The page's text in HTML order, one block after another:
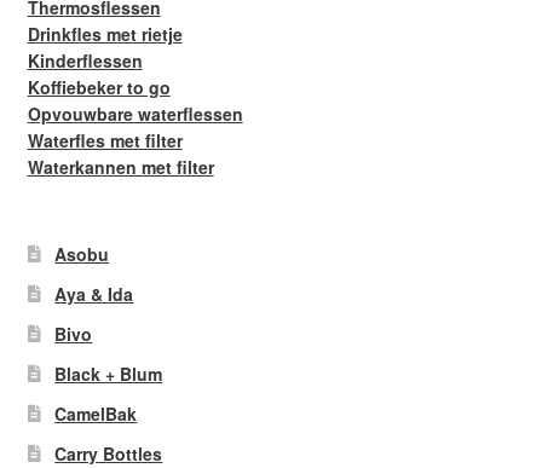
Thermosflessen
Drinkfles met rietje
Kinderflessen
Koffiebeker to go
Opvouwbare waterflessen
Waterfles met filter
Waterkannen met filter
Asobu
Aya & Ida
Bivo
Black + Blum
CamelBak
Carry Bottles